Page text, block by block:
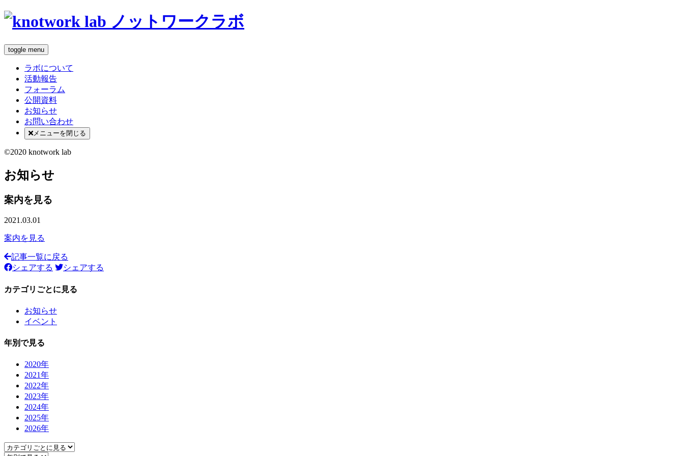
toggle menu
ラボについて
活動報告
フォーラム
公開資料
お知らせ
お問い合わせ
メニューを閉じる
©2020 knotwork lab
お知らせ
案内を見る
2021.03.01
案内を見る
記事一覧に戻る
シェアする
シェアする
カテゴリごとに見る
お知らせ
イベント
年別で見る
2020年
2021年
2022年
2023年
2024年
2025年
2026年